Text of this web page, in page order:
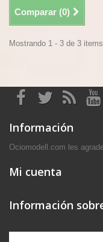
Comparar (0)
Mostrando 1 - 3 de 3 items
Información
Ociomodell.com les
Mi cuenta
Información